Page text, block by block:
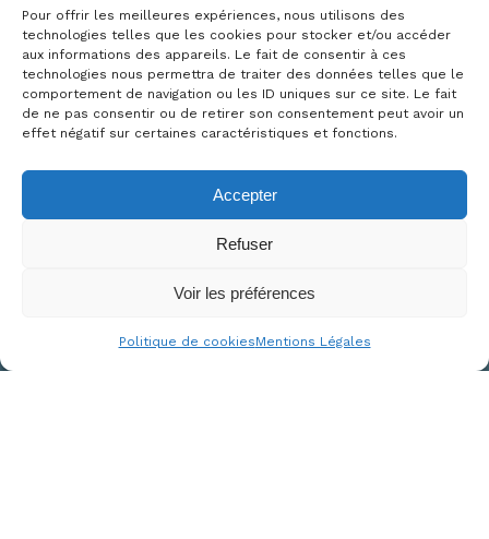
Pour offrir les meilleures expériences, nous utilisons des
technologies telles que les cookies pour stocker et/ou accéder
aux informations des appareils. Le fait de consentir à ces
technologies nous permettra de traiter des données telles que le
comportement de navigation ou les ID uniques sur ce site. Le fait
de ne pas consentir ou de retirer son consentement peut avoir un
effet négatif sur certaines caractéristiques et fonctions.
Accepter
Refuser
Voir les préférences
Politique de cookiesMentions Légales